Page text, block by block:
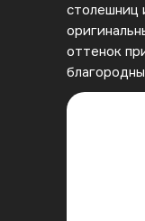
столешниц
оттенок